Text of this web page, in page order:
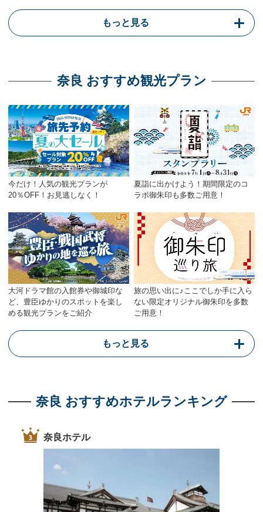
もっと見る
奈良 おすすめ観光プラン
今だけ！人気の観光プランが
20％OFF！お見逃しなく！
夏詣に出かけよう！期間限定のコ
ラボ御朱印も多数ご用意！
大河ドラマ館の入館券や御城印な
ど、豊臣ゆかりのスポットを楽し
める観光プランをご紹介
旅の思い出に♪ここでしか手に入ら
ない限定オリジナル御朱印を多数
ご用意！
もっと見る
奈良 おすすめホテルランキング
奈良ホテル